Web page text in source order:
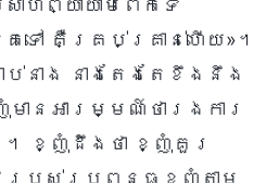
គេទៅ គឺគ្រប់គ្រាន់ហើយ»។
នាង នាងតែងតែខឹងនឹង
ានអារម្មណ៍ថារងការ
។ ខ្ញុំដឹងថា ខ្ញុំគួរ
របស់ប្រពន្ធខ្ញុំតាម